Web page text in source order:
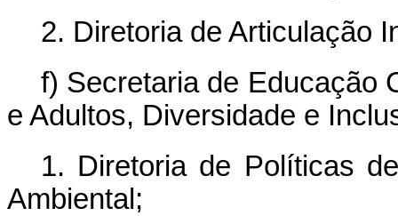
2. Diretoria de Articulação
f) Secretaria de Educação
e Adultos, Diversidade e
1. Diretoria de Políticas
Ambiental;